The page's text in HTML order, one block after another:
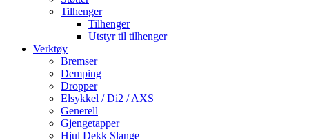
Tilhenger
Tilhenger
Utstyr til tilhenger
Verktøy
Bremser
Demping
Dropper
Elsykkel / Di2 / AXS
Generell
Gjengetapper
Hjul Dekk Slange